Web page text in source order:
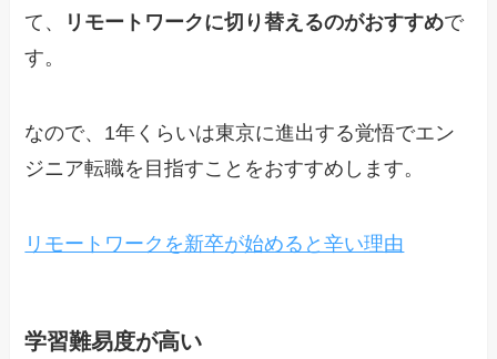
て、
リモートワークに切り替えるのがおすすめで
す。
なので、1年くらいは東京に進出する覚悟でエン
ジニア転職を目指すことをおすすめします。
リモートワークを新卒が始めると辛い理由
学習難易度が高い